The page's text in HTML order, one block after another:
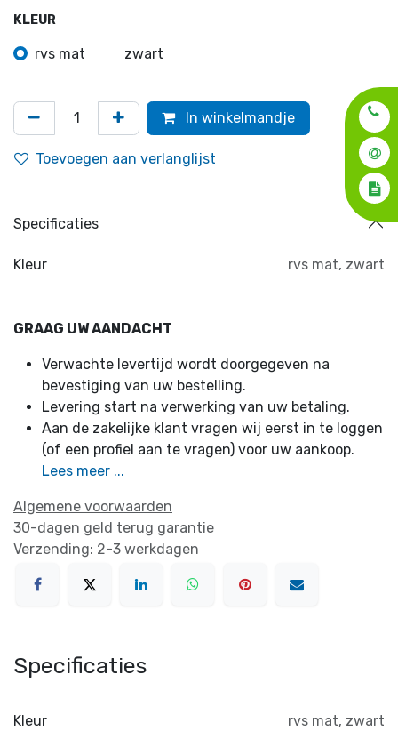
KLEUR
rvs mat zwart
In winkelmandje
Toevoegen aan verlanglijst
Specificaties
Kleur rvs mat, zwart
GRAAG UW AANDACHT
Verwachte levertijd wordt doorgegeven na
bevestiging van uw bestelling.
Levering start na verwerking van uw betaling.
Aan de zakelijke klant vragen wij eerst in te loggen
(of een profiel aan te vragen) voor uw aankoop.
Lees meer ...
Algemene voorwaarden
30-dagen geld terug garantie
Verzending: 2-3 werkdagen
Specificaties
Kleur rvs mat, zwart